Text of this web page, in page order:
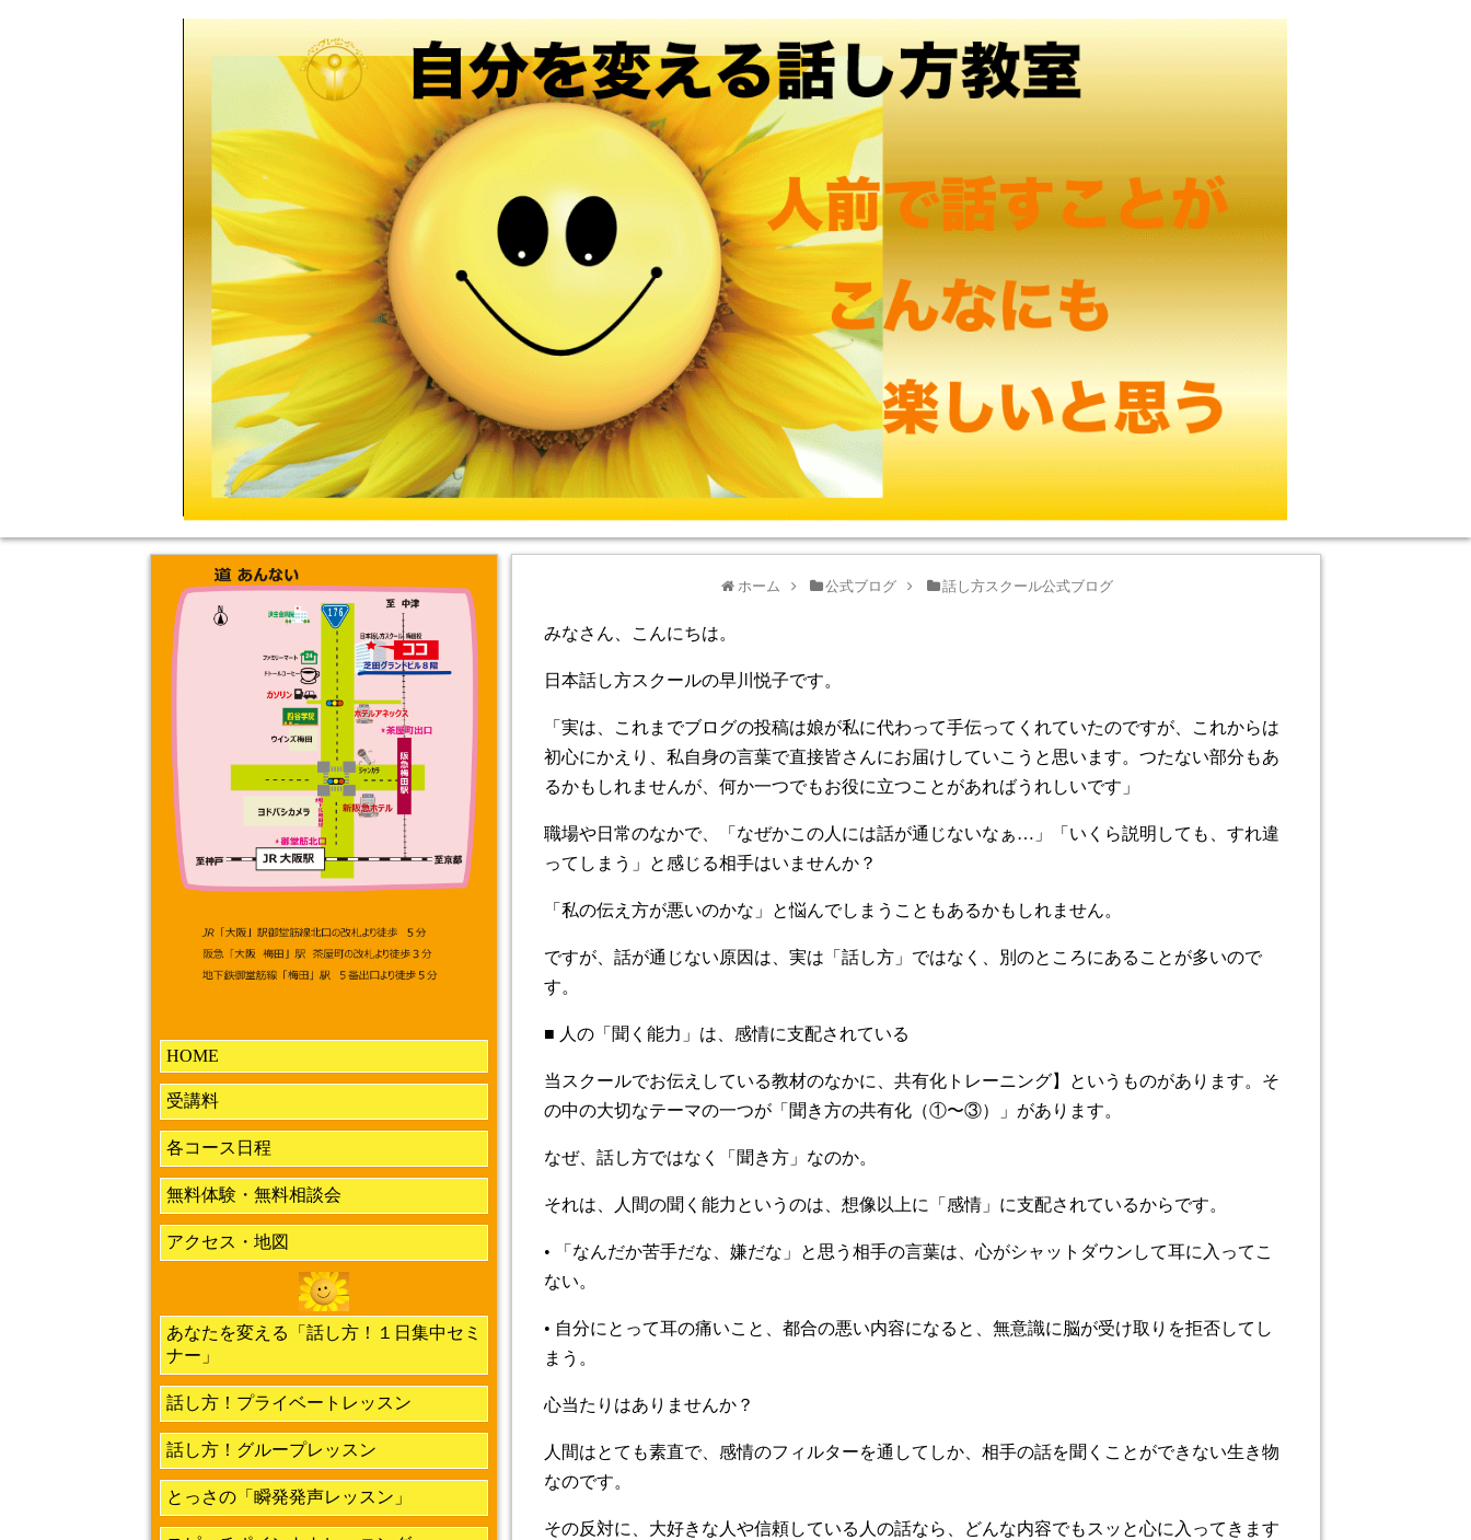
ホーム 公式ブログ 話し方スクール公式ブログ
みなさん、こんにちは。
日本話し方スクールの早川悦子です。
「実は、これまでブログの投稿は娘が私に代わって手伝ってくれていたのですが、これからは
初心にかえり、私自身の言葉で直接皆さんにお届けしていこうと思います。つたない部分もあ
るかもしれませんが、何か一つでもお役に立つことがあればうれしいです」
職場や日常のなかで、「なぜかこの人には話が通じないなぁ…」「いくら説明しても、すれ違
ってしまう」と感じる相手はいませんか？
「私の伝え方が悪いのかな」と悩んでしまうこともあるかもしれません。
ですが、話が通じない原因は、実は「話し方」ではなく、別のところにあることが多いので
す。
■ 人の「聞く能力」は、感情に支配されている
当スクールでお伝えしている教材のなかに、共有化トレーニング】というものがあります。そ
の中の大切なテーマの一つが「聞き方の共有化（①〜③）」があります。
なぜ、話し方ではなく「聞き方」なのか。
それは、人間の聞く能力というのは、想像以上に「感情」に支配されているからです。
• 「なんだか苦手だな、嫌だな」と思う相手の言葉は、心がシャットダウンして耳に入ってこ
ない。
• 自分にとって耳の痛いこと、都合の悪い内容になると、無意識に脳が受け取りを拒否してし
まう。
心当たりはありませんか？
人間はとても素直で、感情のフィルターを通してしか、相手の話を聞くことができない生き物
なのです。
その反対に、大好きな人や信頼している人の話なら、どんな内容でもスッと心に入ってきます
HOME
受講料
各コース日程
無料体験・無料相談会
アクセス・地図
あなたを変える「話し方！１日集中セミ
ナー」
話し方！プライベートレッスン
話し方！グループレッスン
とっさの「瞬発発声レッスン」